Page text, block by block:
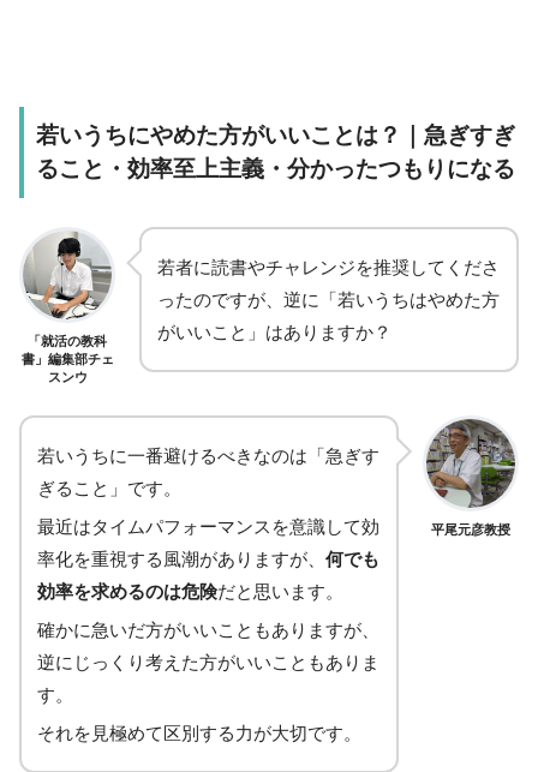
若いうちにやめた方がいいことは？｜急ぎすぎ
ること・効率至上主義・分かったつもりになる
「就活の教科
書」編集部チェ
スンウ
若者に読書やチャレンジを推奨してくださ
ったのですが、逆に「若いうちはやめた方
がいいこと」はありますか？
若いうちに一番避けるべきなのは「急ぎす
ぎること」です。
最近はタイムパフォーマンスを意識して効
率化を重視する風潮がありますが、 何でも
効率を求めるのは危険だと思います。
確かに急いだ方がいいこともありますが、
逆にじっくり考えた方がいいこともありま
す。
それを見極めて区別する力が大切です。
平尾元彦教授